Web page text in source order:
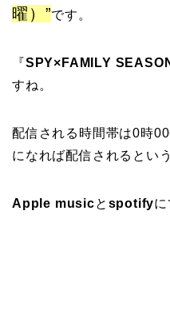
曜）”です。
『SPY×FAMILY
すね。
配信される時間帯は0時
になれば配信されるとい
Apple musicと spotifyに